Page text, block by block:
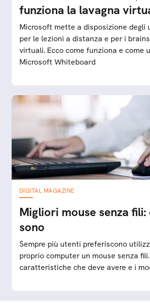
funziona la lavagna
Microsoft mette a disposizione degli
per le lezioni a distanza e per i
virtuali. Ecco come funziona e come
Microsoft Whiteboard
DIGITAL MAGAZINE
Migliori mouse senza fili:
sono
Sempre più utenti preferiscono
proprio computer un mouse senza
caratteristiche che deve avere e i